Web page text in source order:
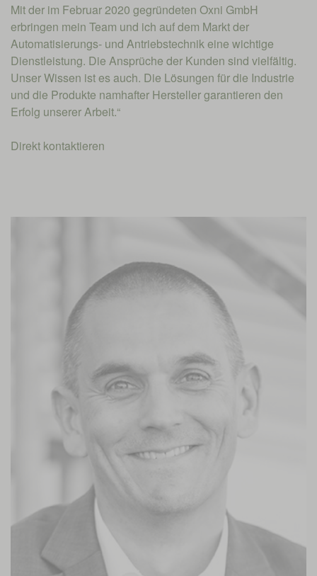
Mit der im Februar 2020 gegründeten Oxni GmbH
erbringen mein Team und ich auf dem Markt der
Automatisierungs- und Antriebstechnik eine wichtige
Dienstleistung. Die Ansprüche der Kunden sind vielfältig.
Unser Wissen ist es auch. Die Lösungen für die Industrie
und die Produkte namhafter Hersteller garantieren den
Erfolg unserer Arbeit.“
Direkt kontaktieren